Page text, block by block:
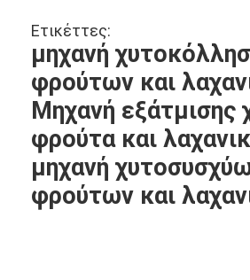
Ετικέττες:
μηχανή
φρούτων και
Μηχανή εξάτμισης
φρούτα και
μηχανή
φρούτων και